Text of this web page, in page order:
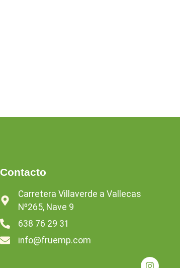
Contacto
Carretera Villaverde a Vallecas
Nº265, Nave 9
638 76 29 31
info@fruemp.com